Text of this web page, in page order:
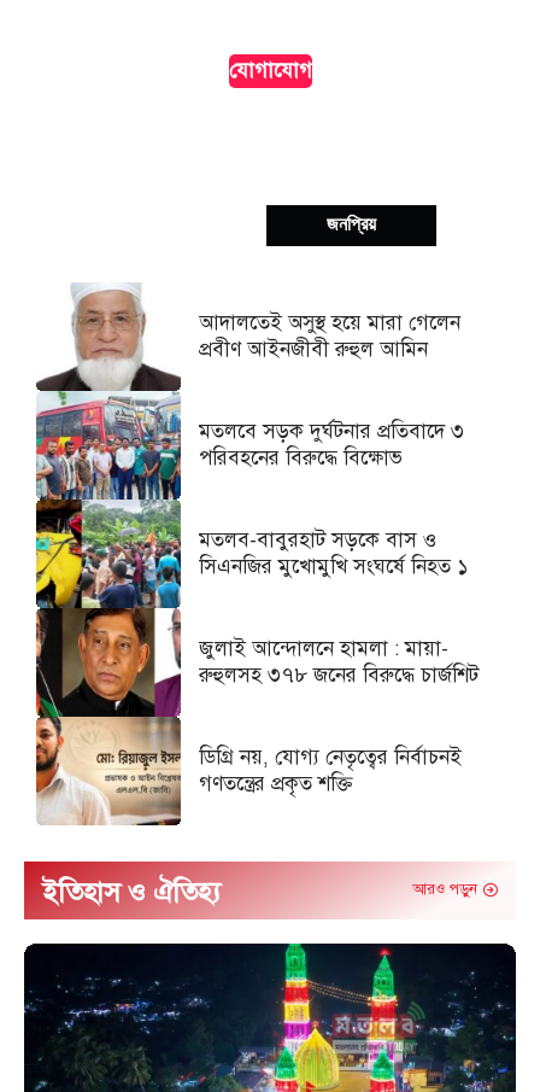
যোগাযোগ
জনপ্রিয়
আদালতেই অসুস্থ হয়ে মারা গেলেন
প্রবীণ আইনজীবী রুহুল আমিন
মতলবে সড়ক দুর্ঘটনার প্রতিবাদে ৩
পরিবহনের বিরুদ্ধে বিক্ষোভ
মতলব-বাবুরহাট সড়কে বাস ও
সিএনজির মুখোমুখি সংঘর্ষে নিহত ১
জুলাই আন্দোলনে হামলা : মায়া-
রুহুলসহ ৩৭৮ জনের বিরুদ্ধে চার্জশিট
ডিগ্রি নয়, যোগ্য নেতৃত্বের নির্বাচনই
গণতন্ত্রের প্রকৃত শক্তি
ইতিহাস ও ঐতিহ্য আরও পড়ুন